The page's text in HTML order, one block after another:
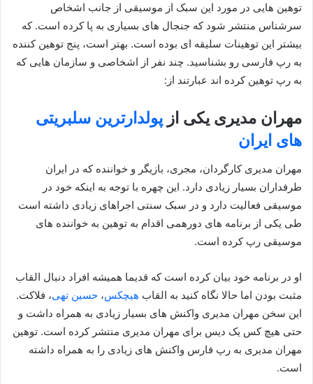
توهین هایی در مورد این سبک از موسیقی از جانب اشخاص
سرشناس منتشر شود که جنجال های بسیاری به پا کرده است. که
بیشتر این توهینات سلیقه ای بوده است. بهتر است، پنج توهین کننده
به رپ فارسی رو بشناسید. چند نفر از اشخاصی و سازمان هایی که
به رپ توهین کرده اند عبارتند از:
مهران مدیری یکی از پولدارترین سلبریتی
های ایران
مهران مدیری کارگردان، مجری، بازیگر و خواننده که در ایران
طرفداران بسیار زیادی دارد. این چهره با توجه به اینکه خود در
موسیقی فعالیت دارد و در سبک سنتی اجراهای زیادی داشته است
طی یکی از برنامه های دورهمی اقدام به توهین به خواننده های
موسیقی رپ کرده است.
او در برنامه خود بیان کرده است که قدیما همیشه افراد دنبال القاب
مثبت بودن اما حالا نگاه کنید به القاب هیچکس، حسین تهی، فلاکت.
این سخن مهران مدیری واکنش های بسیار زیادی به همراه داشت و
حتی هیچ کس یک دیس برای مهران مدیری منتشر کرده است. توهین
مهران مدیری به رپ فارس واکنش های زیادی را به همراه داشته
است.